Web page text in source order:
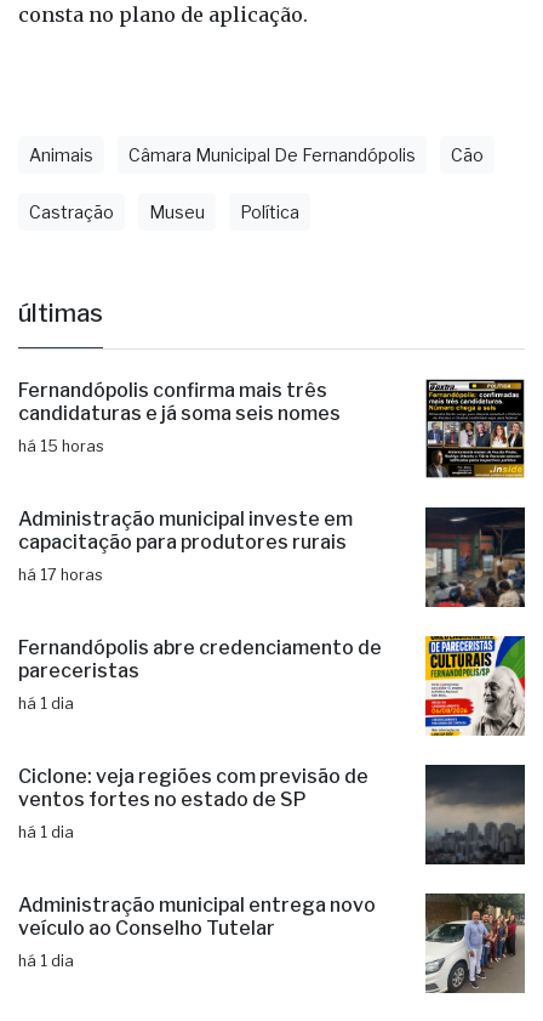
consta no plano de aplicação.
Animais Câmara Municipal De Fernandópolis Cão
Castração Museu Política
últimas
Fernandópolis confirma mais três
candidaturas e já soma seis nomes
há 15 horas
Administração municipal investe em
capacitação para produtores rurais
há 17 horas
Fernandópolis abre credenciamento de
pareceristas
há 1 dia
Ciclone: veja regiões com previsão de
ventos fortes no estado de SP
há 1 dia
Administração municipal entrega novo
veículo ao Conselho Tutelar
há 1 dia